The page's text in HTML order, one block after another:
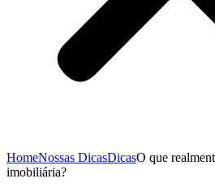
HomeNossas DicasDicasO que
imobiliária?